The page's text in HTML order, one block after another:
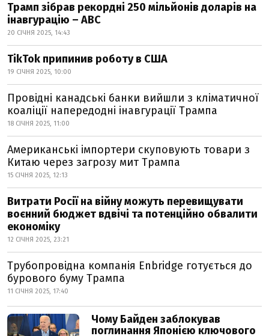
Трамп зібрав рекордні 250 мільйонів доларів на
інавгурацію – ABC
20 СІЧНЯ 2025, 14:43
TikTok припинив роботу в США
19 СІЧНЯ 2025, 10:00
Провідні канадські банки вийшли з кліматичної
коаліції напередодні інавгурації Трампа
18 СІЧНЯ 2025, 11:00
Американські імпортери скуповують товари з
Китаю через загрозу мит Трампа
15 СІЧНЯ 2025, 12:13
Витрати Росії на війну можуть перевищувати
воєнний бюджет вдвічі та потенційно обвалити
економіку
12 СІЧНЯ 2025, 23:21
Трубопровідна компанія Enbridge готується до
бурового буму Трампа
11 СІЧНЯ 2025, 17:40
Чому Байден заблокував
поглинання Японією ключового